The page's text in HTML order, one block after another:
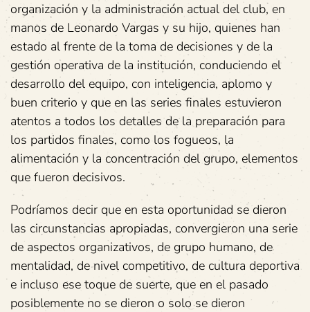
organización y la administración actual del club, en
manos de Leonardo Vargas y su hijo, quienes han
estado al frente de la toma de decisiones y de la
gestión operativa de la institución, conduciendo el
desarrollo del equipo, con inteligencia, aplomo y
buen criterio y que en las series finales estuvieron
atentos a todos los detalles de la preparación para
los partidos finales, como los fogueos, la
alimentación y la concentración del grupo, elementos
que fueron decisivos.
Podríamos decir que en esta oportunidad se dieron
las circunstancias apropiadas, convergieron una serie
de aspectos organizativos, de grupo humano, de
mentalidad, de nivel competitivo, de cultura deportiva
e incluso ese toque de suerte, que en el pasado
posiblemente no se dieron o solo se dieron